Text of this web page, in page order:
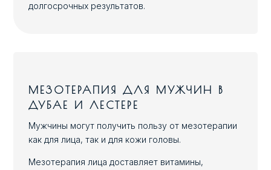
долгосрочных результатов.
МЕЗОТЕРАПИЯ ДЛЯ МУЖЧИН В
ДУБАЕ И ЛЕСТЕРЕ
Мужчины могут получить пользу от мезотерапии
как для лица, так и для кожи головы.
Мезотерапия лица доставляет витамины,